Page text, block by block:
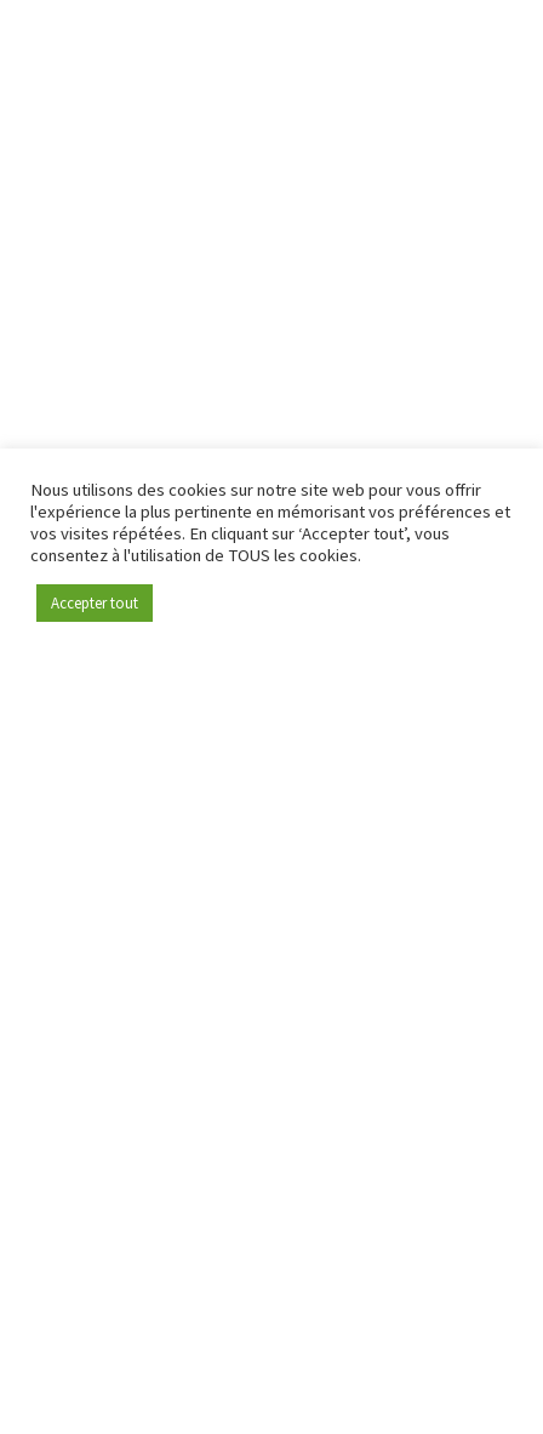
Devenez membre
Nous utilisons des cookies sur notre site web pour vous offrir
l'expérience la plus pertinente en mémorisant vos préférences et
vos visites répétées. En cliquant sur ‘Accepter tout’, vous
consentez à l'utilisation de TOUS les cookies.
Accepter tout